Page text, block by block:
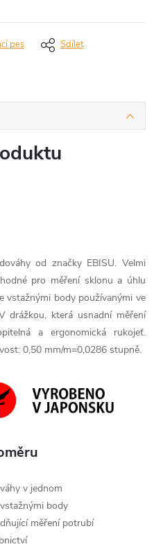
pes Sdílet
od značky EBISU. Velmi
pro měření sklonu a úhlu
vstažnými body používanými ve
drážkou, která usnadní měření
a ergonomická rukojeť.
0,50 mm/m=0,0286 stupně.
v jednom
body
měření potrubí